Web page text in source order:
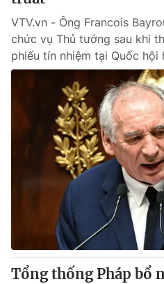
Hậu trường
Nhân vật
Giải sao mai
Giải trí
Điện ảnh
Đời sống
Làm đẹp
Chất lượng cuộc sống
Tuyển sinh
Học trực tuyến
Công nghệ
Hitech Công nghệ tương lai
Sản phẩm
Thị trường
Tư vấn
Giao lưu trực tuyến
Lịch phát sóng
Chuyên mục khác
VTV.vn - Ông Francois
chức vụ Thủ tướng sau khi
phiếu tín nhiệm tại Quốc hội
Tổng thống Pháp bổ